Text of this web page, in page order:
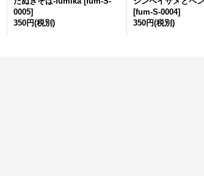
0005]
350円(税別)
[fum-S-0004]
350円(税別)